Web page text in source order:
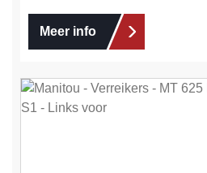
Meer info